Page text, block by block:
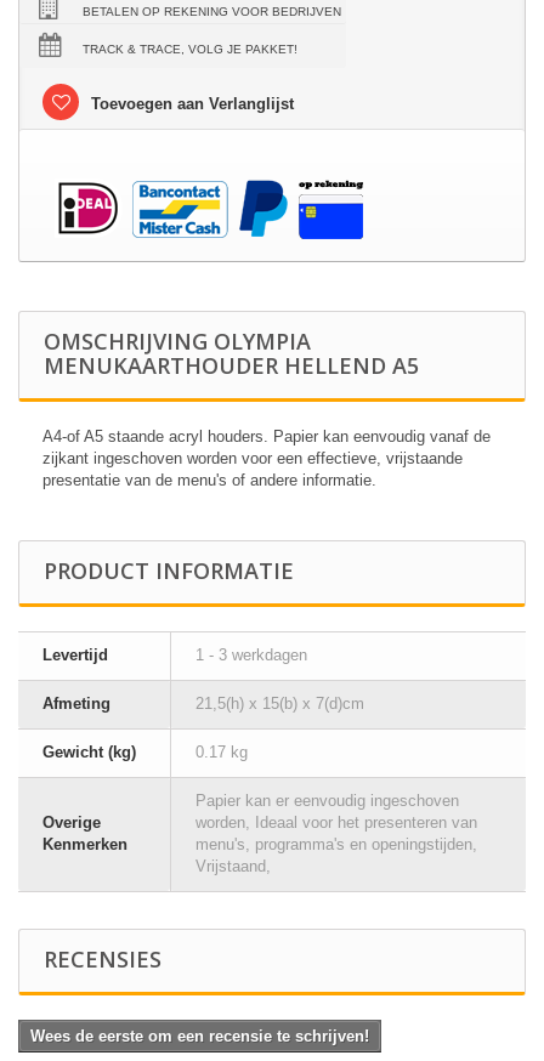
BETALEN OP REKENING VOOR BEDRIJVEN
TRACK & TRACE, VOLG JE PAKKET!
Toevoegen aan Verlanglijst
OMSCHRIJVING OLYMPIA
MENUKAARTHOUDER HELLEND A5
A4-of A5 staande acryl houders. Papier kan eenvoudig vanaf de
zijkant ingeschoven worden voor een effectieve, vrijstaande
presentatie van de menu's of andere informatie.
PRODUCT INFORMATIE
Levertijd 1 - 3 werkdagen
Afmeting 21,5(h) x 15(b) x 7(d)cm
Gewicht (kg) 0.17 kg
Overige
Kenmerken
Papier kan er eenvoudig ingeschoven
worden, Ideaal voor het presenteren van
menu's, programma's en openingstijden,
Vrijstaand,
RECENSIES
Wees de eerste om een recensie te schrijven!